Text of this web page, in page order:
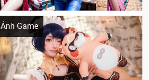
Ảnh Game
Cosplay Xiangling siêu cute